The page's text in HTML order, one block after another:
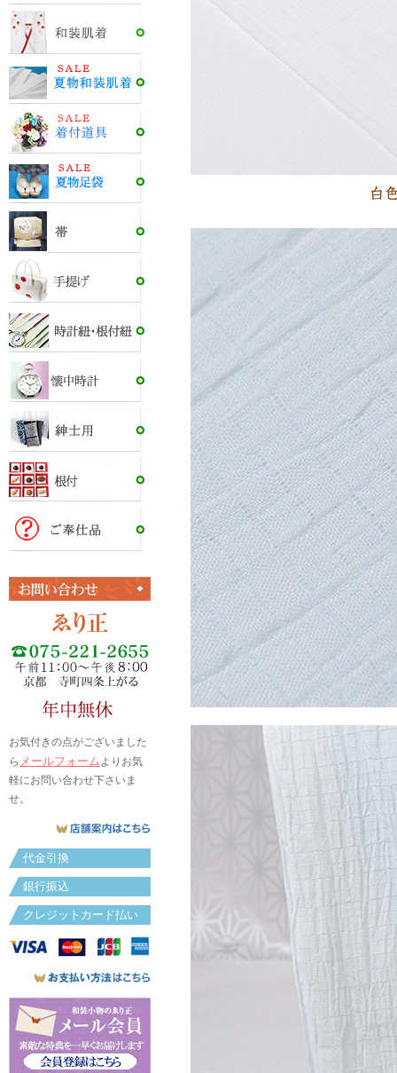
お気付きの点がございました
ら メールフォームよりお気
軽にお問い合わせ下さいま
せ。
代金引換
銀行振込
クレジットカード払い